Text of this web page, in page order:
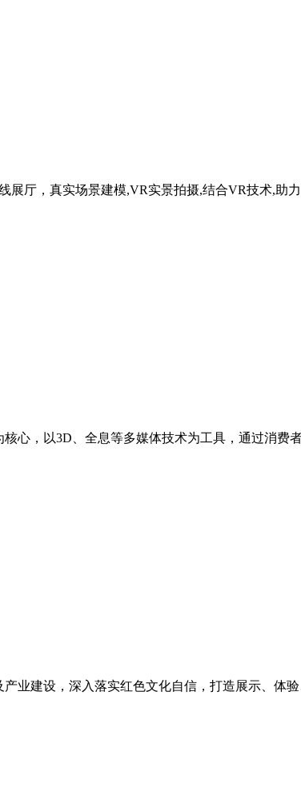
展厅，真实场景建模,VR实景拍摄,结合VR技术,助
心，以3D、全息等多媒体技术为工具，通过消
业建设，深入落实红色文化自信，打造展示、体